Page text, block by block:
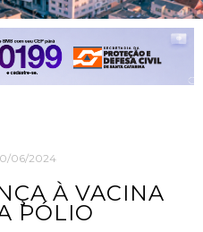
06/2024
À VACINA
PÓLIO